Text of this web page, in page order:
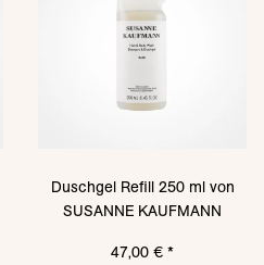
Duschgel Refill 250 ml von
SUSANNE KAUFMANN
47,00 € *